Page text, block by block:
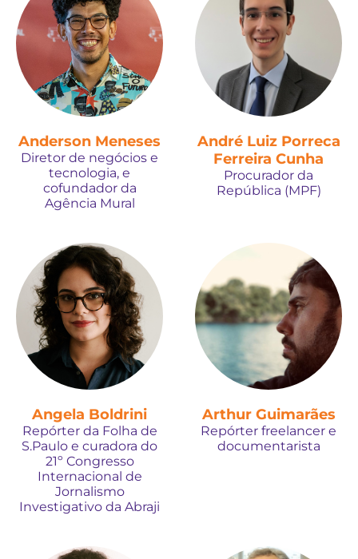
Anderson Meneses
Diretor de negócios e
tecnologia, e
cofundador da
Agência Mural
André Luiz Porreca
Ferreira Cunha
Procurador da
República (MPF)
Angela Boldrini
Repórter da Folha de
S.Paulo e curadora do
21º Congresso
Internacional de
Jornalismo
Investigativo da Abraji
Arthur Guimarães
Repórter freelancer e
documentarista